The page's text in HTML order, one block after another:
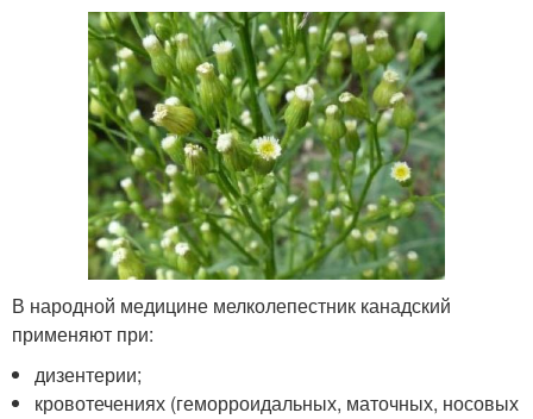
В народной медицине мелколепестник канадский
применяют при:
дизентерии;
кровотечениях (геморроидальных, маточных, носовых